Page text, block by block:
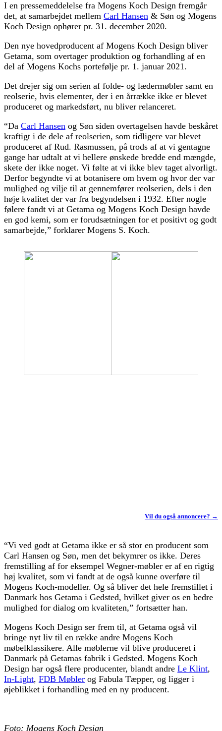
I en pressemeddelelse fra Mogens Koch Design fremgår
det, at samarbejdet mellem Carl Hansen & Søn og Mogens
Koch Design ophører pr. 31. december 2020.
Den nye hovedproducent af Mogens Koch Design bliver
Getama, som overtager produktion og forhandling af en
del af Mogens Kochs portefølje pr. 1. januar 2021.
Det drejer sig om serien af folde- og lædermøbler samt en
reolserie, hvis elementer, der i en årrække ikke er blevet
produceret og markedsført, nu bliver relanceret.
“Da Carl Hansen og Søn siden overtagelsen havde beskåret
kraftigt i de dele af reolserien, som tidligere var blevet
produceret af Rud. Rasmussen, på trods af at vi gentagne
gange har udtalt at vi hellere ønskede bredde end mængde,
skete der ikke noget. Vi følte at vi ikke blev taget alvorligt.
Derfor begyndte vi at botanisere om hvem og hvor der var
mulighed og vilje til at gennemfører reolserien, dels i den
høje kvalitet der var fra begyndelsen i 1932. Efter nogle
følere fandt vi at Getama og Mogens Koch Design havde
en god kemi, som er forudsætningen for et positivt og godt
samarbejde,” forklarer Mogens S. Koch.
Vil du også annoncere? →
“Vi ved godt at Getama ikke er så stor en producent som
Carl Hansen og Søn, men det bekymrer os ikke. Deres
fremstilling af for eksempel Wegner-møbler er af en rigtig
høj kvalitet, som vi fandt at de også kunne overføre til
Mogens Koch-modeller. Og så bliver det hele fremstillet i
Danmark hos Getama i Gedsted, hvilket giver os en bedre
mulighed for dialog om kvaliteten,” fortsætter han.
Mogens Koch Design ser frem til, at Getama også vil
bringe nyt liv til en række andre Mogens Koch
møbelklassikere. Alle møblerne vil blive produceret i
Danmark på Getamas fabrik i Gedsted. Mogens Koch
Design har også flere producenter, blandt andre Le Klint,
In-Light, FDB Møbler og Fabula Tæpper, og ligger i
øjeblikket i forhandling med en ny producent.
Foto: Mogens Koch Design